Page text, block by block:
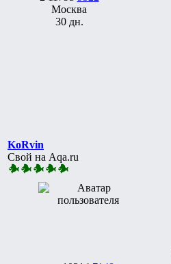
Москва
30 дн.
KoRvin
Свой на Aqa.ru